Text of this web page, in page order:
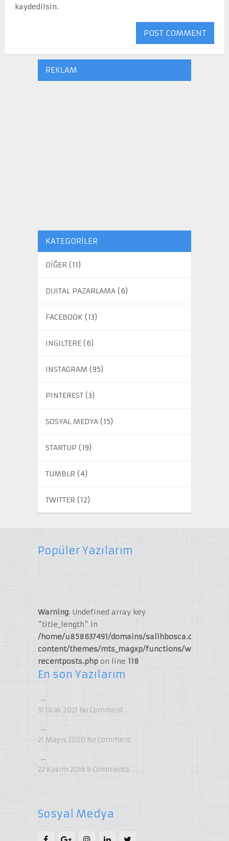
kaydedilsin.
REKLAM
KATEGORILER
DİĞER (11)
DIJITAL PAZARLAMA(6)
FACEBOOK (13)
INGILTERE(6)
INSTAGRAM (95)
PINTEREST(3)
SOSYAL MEDYA(15)
STARTUP (19)
TUMBLR (4)
TWITTER (12)
Popüler Yazılarım
Warning: Undefined array key
"title_length" in
/home/u858637491/domains/salihbosca.com/
content/themes/mts_magxp/functions/widget-
recentposts.phpon line 118
En son Yazılarım
…
31 Ocak 2021 No Comment
…
21 Mayıs 2020 No Comment
…
22 Kasım 2016 8 Comments
Sosyal Medya